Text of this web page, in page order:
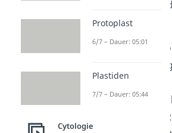
Zentralion kannst
bezeichnen.
Das
wie das Chelat
Gegensatz zu
besteht es aber
sondern aus fünf
Protoplast
6/7 – Dauer: 05:01
Plastiden
7/7 – Dauer: 05:44
Cytologie